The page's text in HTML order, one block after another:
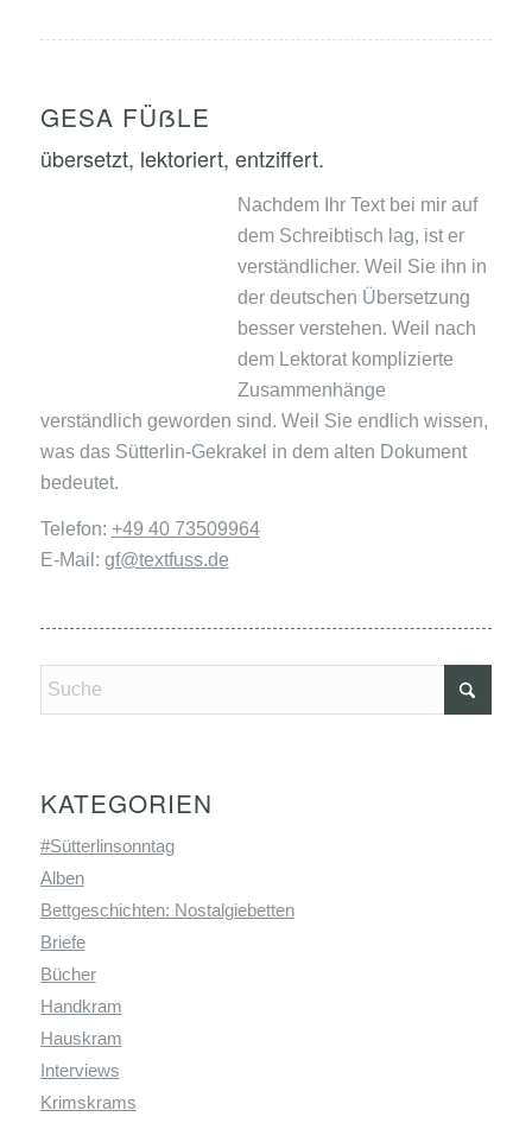
GESA FÜẞLE
übersetzt, lektoriert, entziffert.
Nachdem Ihr Text bei mir auf
dem Schreibtisch lag, ist er
verständlicher. Weil Sie ihn in
der deutschen Übersetzung
besser verstehen. Weil nach
dem Lektorat komplizierte
Zusammenhänge
verständlich geworden sind. Weil Sie endlich wissen,
was das Sütterlin-Gekrakel in dem alten Dokument
bedeutet.
Telefon: +49 40 73509964
E-Mail: gf@textfuss.de
KATEGORIEN
#Sütterlinsonntag
Alben
Bettgeschichten: Nostalgiebetten
Briefe
Bücher
Handkram
Hauskram
Interviews
Krimskrams